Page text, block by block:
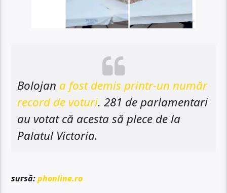
Bolojan a fost demis printr-un număr
record de voturi. 281 de parlamentari
au votat că acesta să plece de la
Palatul Victoria.
sursă:phonline.ro